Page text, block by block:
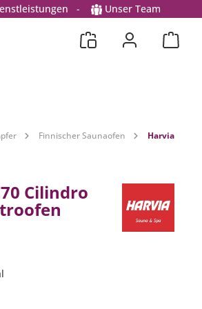
- Unser Team
Finnischer Saunaofen Harvia
Cilindro